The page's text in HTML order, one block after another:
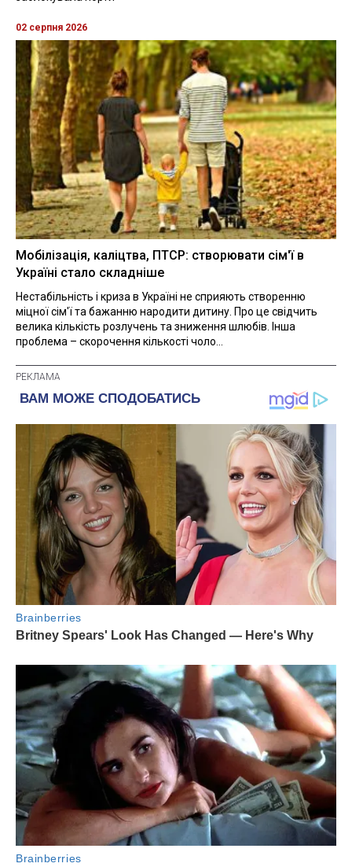
02 серпня 2026
Мобілізація, каліцтва, ПТСР: створювати сім'ї в
Україні стало складніше
Нестабільність і криза в Україні не сприяють створенню
міцної сім'ї та бажанню народити дитину. Про це свідчить
велика кількість розлучень та зниження шлюбів. Інша
проблема – скорочення кількості чоло...